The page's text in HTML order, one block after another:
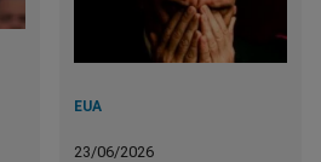
EUA
23/06/2026